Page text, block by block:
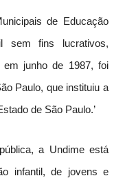
de Educação
sem fins lucrativos,
junho de 1987, foi
Paulo, que instituiu a
de São Paulo.’
a Undime está
infantil, de jovens e